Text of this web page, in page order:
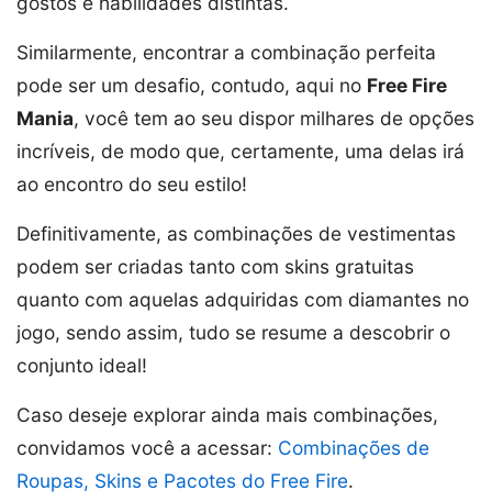
Similarmente, encontrar a combinação perfeita
pode ser um desafio, contudo, aqui no Free Fire
Mania, você tem ao seu dispor milhares de opções
incríveis, de modo que, certamente, uma delas irá
ao encontro do seu estilo!
Definitivamente, as combinações de vestimentas
podem ser criadas tanto com skins gratuitas
quanto com aquelas adquiridas com diamantes no
jogo, sendo assim, tudo se resume a descobrir o
conjunto ideal!
Caso deseje explorar ainda mais combinações,
convidamos você a acessar: Combinações de
Roupas, Skins e Pacotes do Free Fire.